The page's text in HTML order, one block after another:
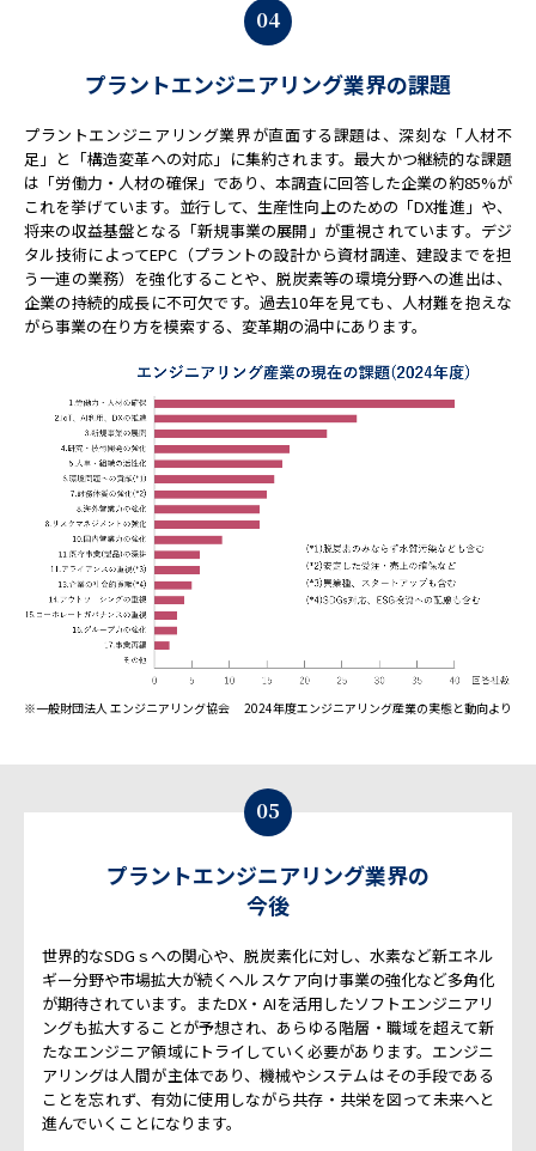
04
プラントエンジニアリング業界の課題
プラントエンジニアリング業界が直面する課題は、深刻な「人材不
足」と「構造変革への対応」に集約されます。最大かつ継続的な課題
は「労働力・人材の確保」であり、本調査に回答した企業の約85%が
これを挙げています。並行して、生産性向上のための「DX推進」や、
将来の収益基盤となる「新規事業の展開」が重視されています。デジ
タル技術によってEPC（プラントの設計から資材調達、建設までを担
う一連の業務）を強化することや、脱炭素等の環境分野への進出は、
企業の持続的成長に不可欠です。過去10年を見ても、人材難を抱えな
がら事業の在り方を模索する、変革期の渦中にあります。
※一般財団法人 エンジニアリング協会 2024年度エンジニアリング産業の実態と動向より
05
プラントエンジニアリング業界の
今後
世界的なSDGｓへの関心や、脱炭素化に対し、水素など新エネル
ギー分野や市場拡大が続くヘルスケア向け事業の強化など多角化
が期待されています。またDX・AIを活用したソフトエンジニアリ
ングも拡大することが予想され、あらゆる階層・職域を超えて新
たなエンジニア領域にトライしていく必要があります。エンジニ
アリングは人間が主体であり、機械やシステムはその手段である
ことを忘れず、有効に使用しながら共存・共栄を図って未来へと
進んでいくことになります。